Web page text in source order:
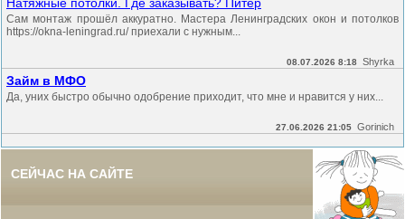
Сам монтаж прошёл аккуратно. Мастера Ленинградских окон и потолков
https://okna-leningrad.ru/ приехали с нужным...
08.07.2026 8:18 Shyrka
Займ в МФО
Да, уних быстро обычно одобрение приходит, что мне и нравится у них...
27.06.2026 21:05 Gorinich
СЕЙЧАС НА САЙТЕ